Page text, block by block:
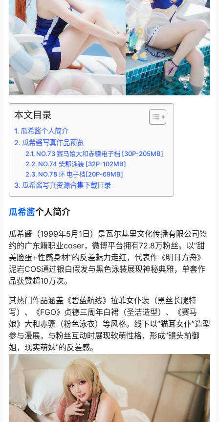
本文目录
瓜希酱个人简介
瓜希酱写真作品预览
NO.73 赛马娘大和赤骥电子档 [30P-205MB]
NO.74 柴郡泳装 [32P-102MB]
NO.78 环 电子档[20P-69MB]
瓜希酱写真资源合集下载目录
瓜希酱个人简介
瓜希酱（1999年5月1日）是瓦尔基里文化传播有限公司签
约的广东籍职业coser，微博平台拥有72.8万粉丝。以”甜
美脸蛋+性感身材”的反差魅力走红，代表作《明日方舟》
泥岩COS通过银白假发与黑色泳装展现神秘典雅，单套作
品获赞超10万次。
其热门作品涵盖《碧蓝航线》拉菲女仆装（黑丝长腿特
写）、《FGO》贞德三周年白裙（圣洁造型）、《赛马
娘》大和赤骥（粉色泳衣）等风格。线下以”猫耳女仆”造型
参与漫展，与粉丝互动时展现软萌性格，形成”镜头前御
姐，现实萌妹”的反差感。